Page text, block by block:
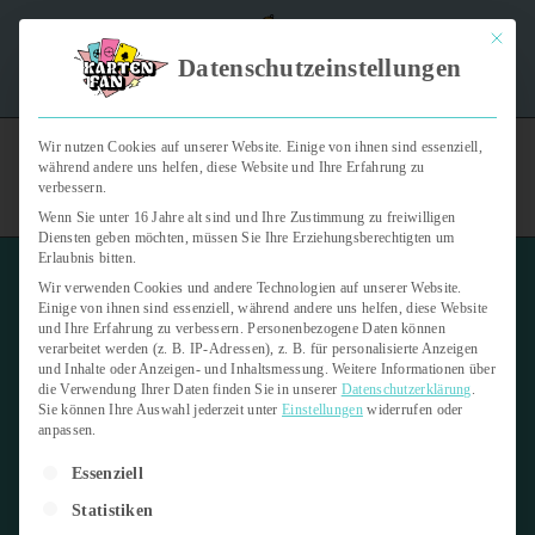
"Kartenfan – Der Podcast" | Das Hobby auf die Ohren |
10% Rabatt bei LIFE TCG
Startseite › Foren › Kooperationen, Rabattcodes und mehr für das
Kartenhobby
Dieses Thema hat 0 Antworten sowie 1 Teilnehmer und wurde
Mit
Datenschutzeinstellungen
Wir nutzen Cookies auf unserer Website. Einige von ihnen sind essenziell,
während andere uns helfen, diese Website und Ihre Erfahrung zu
verbessern.
Wenn Sie unter 16 Jahre alt sind und Ihre Zustimmung zu freiwilligen
Diensten geben möchten, müssen Sie Ihre Erziehungsberechtigten um
Erlaubnis bitten.
Wir verwenden Cookies und andere Technologien auf unserer Website.
Einige von ihnen sind essenziell, während andere uns helfen, diese Website
und Ihre Erfahrung zu verbessern. Personenbezogene Daten können
verarbeitet werden (z. B. IP-Adressen), z. B. für personalisierte Anzeigen
und Inhalte oder Anzeigen- und Inhaltsmessung. Weitere Informationen über
die Verwendung Ihrer Daten finden Sie in unserer Datenschutzerklärung.
Sie können Ihre Auswahl jederzeit unterEinstellungenwiderrufen oder
anpassen.
Es folgt eine Liste der Service-Gruppen, für die eine Einwilligung
Essenziell
Statistiken